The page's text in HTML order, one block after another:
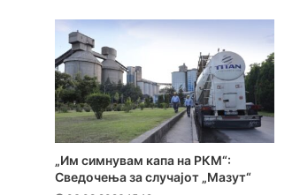
„Им симнувам капа на РКМ“:
Сведочења за случајот „Мазут“